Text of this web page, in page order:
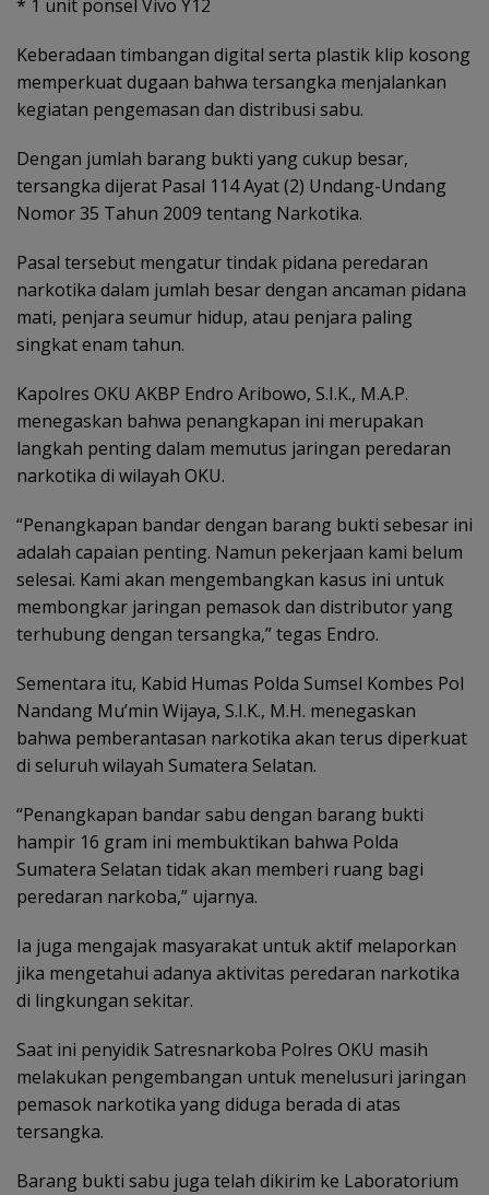
* 1 unit ponsel Vivo Y12
Keberadaan timbangan digital serta plastik klip kosong
memperkuat dugaan bahwa tersangka menjalankan
kegiatan pengemasan dan distribusi sabu.
Dengan jumlah barang bukti yang cukup besar,
tersangka dijerat Pasal 114 Ayat (2) Undang-Undang
Nomor 35 Tahun 2009 tentang Narkotika.
Pasal tersebut mengatur tindak pidana peredaran
narkotika dalam jumlah besar dengan ancaman pidana
mati, penjara seumur hidup, atau penjara paling
singkat enam tahun.
Kapolres OKU AKBP Endro Aribowo, S.I.K., M.A.P.
menegaskan bahwa penangkapan ini merupakan
langkah penting dalam memutus jaringan peredaran
narkotika di wilayah OKU.
“Penangkapan bandar dengan barang bukti sebesar ini
adalah capaian penting. Namun pekerjaan kami belum
selesai. Kami akan mengembangkan kasus ini untuk
membongkar jaringan pemasok dan distributor yang
terhubung dengan tersangka,” tegas Endro.
Sementara itu, Kabid Humas Polda Sumsel Kombes Pol
Nandang Mu’min Wijaya, S.I.K., M.H. menegaskan
bahwa pemberantasan narkotika akan terus diperkuat
di seluruh wilayah Sumatera Selatan.
“Penangkapan bandar sabu dengan barang bukti
hampir 16 gram ini membuktikan bahwa Polda
Sumatera Selatan tidak akan memberi ruang bagi
peredaran narkoba,” ujarnya.
Ia juga mengajak masyarakat untuk aktif melaporkan
jika mengetahui adanya aktivitas peredaran narkotika
di lingkungan sekitar.
Saat ini penyidik Satresnarkoba Polres OKU masih
melakukan pengembangan untuk menelusuri jaringan
pemasok narkotika yang diduga berada di atas
tersangka.
Barang bukti sabu juga telah dikirim ke Laboratorium